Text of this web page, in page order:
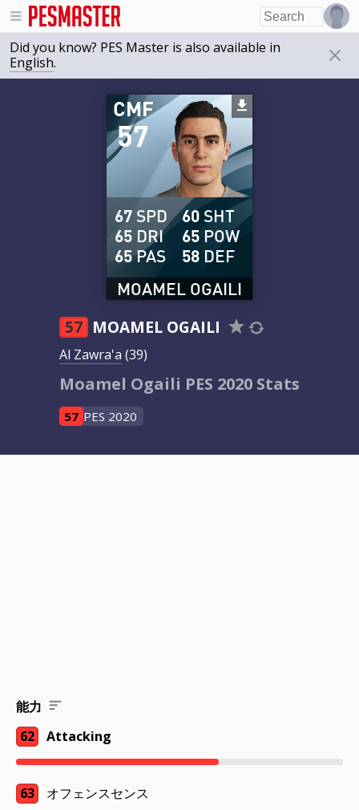
Did you know? PES Master is also available in
English.
57
CMF
MOAMEL OGAILI
67 SPD
65 DRI
65PAS
60 SHT
65 POW
58 DEF
57 MOAMEL OGAILI
Al Zawra'a (39)
Moamel Ogaili PES 2020 Stats
57 PES 2020
能力
62
Attacking
63
オフェンスセンス